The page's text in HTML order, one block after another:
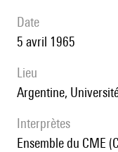
date
5 avril 1965
lieu
Argentine,
interprètes
Ensemble du CME (Centro de Musica Experimental) ;